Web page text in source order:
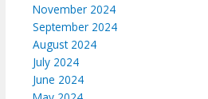
November 2024
September 2024
August 2024
July 2024
June 2024